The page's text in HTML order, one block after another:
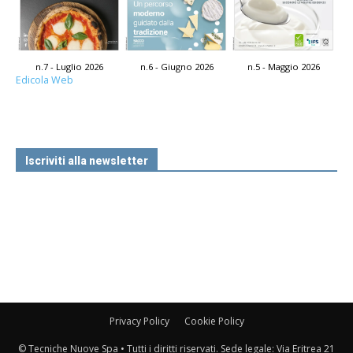
n.7 - Luglio 2026 n.6 - Giugno 2026 n.5 - Maggio 2026
Edicola Web
Iscriviti alla newsletter
Privacy Policy Cookie Policy
© Tecniche Nuove Spa • Tutti i diritti riservati. Sede legale: Via Eritrea 21